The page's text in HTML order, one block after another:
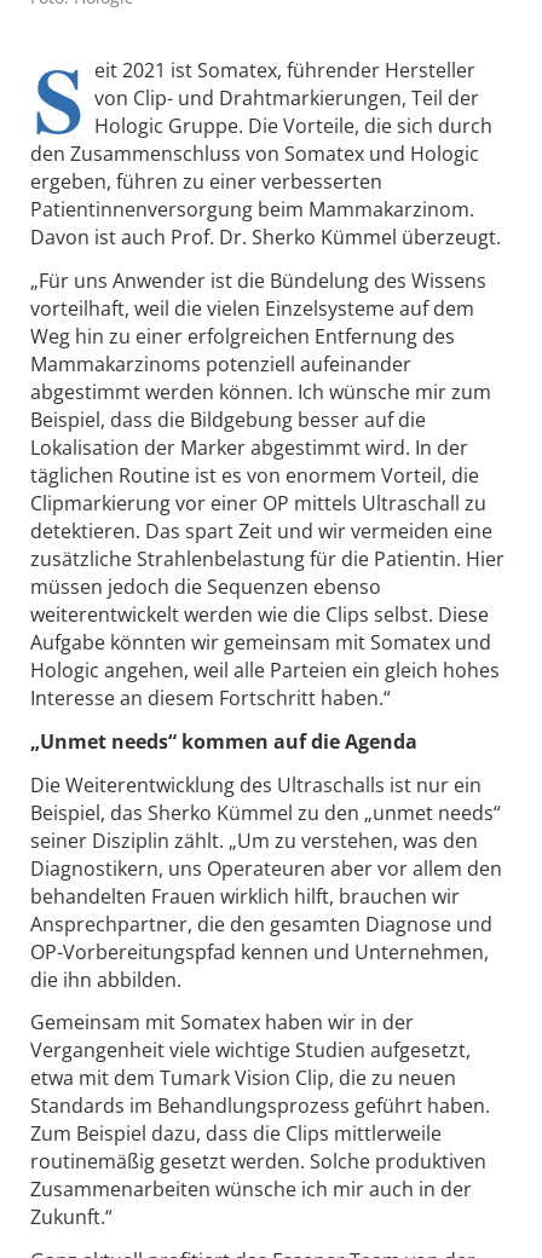
S eit 2021 ist Somatex, führender Hersteller
von Clip- und Drahtmarkierungen, Teil der
Hologic Gruppe. Die Vorteile, die sich durch
den Zusammenschluss von Somatex und Hologic
ergeben, führen zu einer verbesserten
Patientinnenversorgung beim Mammakarzinom.
Davon ist auch Prof. Dr. Sherko Kümmel überzeugt.
„Für uns Anwender ist die Bündelung des Wissens
vorteilhaft, weil die vielen Einzelsysteme auf dem
Weg hin zu einer erfolgreichen Entfernung des
Mammakarzinoms potenziell aufeinander
abgestimmt werden können. Ich wünsche mir zum
Beispiel, dass die Bildgebung besser auf die
Lokalisation der Marker abgestimmt wird. In der
täglichen Routine ist es von enormem Vorteil, die
Clipmarkierung vor einer OP mittels Ultraschall zu
detektieren. Das spart Zeit und wir vermeiden eine
zusätzliche Strahlenbelastung für die Patientin. Hier
müssen jedoch die Sequenzen ebenso
weiterentwickelt werden wie die Clips selbst. Diese
Aufgabe könnten wir gemeinsam mit Somatex und
Hologic angehen, weil alle Parteien ein gleich hohes
Interesse an diesem Fortschritt haben.“
„Unmet needs“ kommen auf die Agenda
Die Weiterentwicklung des Ultraschalls ist nur ein
Beispiel, das Sherko Kümmel zu den „unmet needs“
seiner Disziplin zählt. „Um zu verstehen, was den
Diagnostikern, uns Operateuren aber vor allem den
behandelten Frauen wirklich hilft, brauchen wir
Ansprechpartner, die den gesamten Diagnose und
OP-Vorbereitungspfad kennen und Unternehmen,
die ihn abbilden.
Gemeinsam mit Somatex haben wir in der
Vergangenheit viele wichtige Studien aufgesetzt,
etwa mit dem Tumark Vision Clip, die zu neuen
Standards im Behandlungsprozess geführt haben.
Zum Beispiel dazu, dass die Clips mittlerweile
routinemäßig gesetzt werden. Solche produktiven
Zusammenarbeiten wünsche ich mir auch in der
Zukunft.“